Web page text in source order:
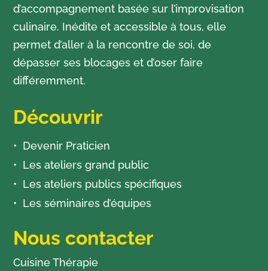
d’accompagnement basée sur l’improvisation
culinaire. Inédite et accessible à tous, elle
permet d’aller à la rencontre de soi, de
dépasser ses blocages et d’oser faire
différemment.
Découvrir
Devenir Praticien
Les ateliers grand public
Les ateliers publics spécifiques
Les séminaires d’équipes
Nous contacter
Cuisine Thérapie